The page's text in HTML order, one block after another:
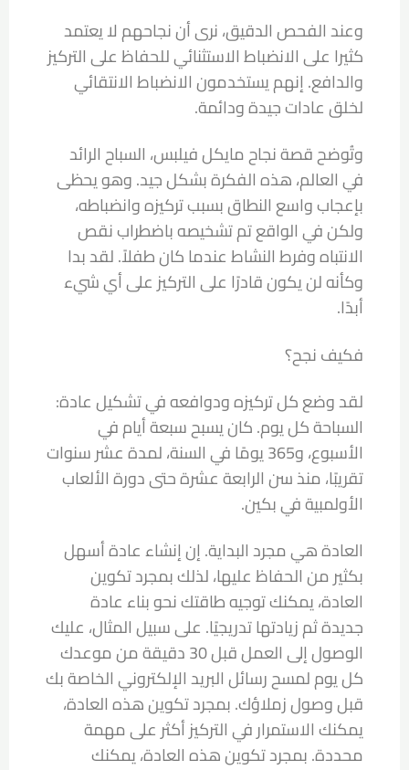
وعند الفحص الدقيق، نرى أن نجاحهم لا يعتمد
كثيرا على الانضباط الاستثنائي للحفاظ على التركيز
والدافع. إنهم يستخدمون الانضباط الانتقائي
لخلق عادات جيدة ودائمة.
وتُوضح قصة نجاح مايكل فيلبس، السباح الرائد
في العالم، هذه الفكرة بشكل جيد. وهو يحظى
بإعجاب واسع النطاق بسبب تركيزه وانضباطه،
ولكن في الواقع تم تشخيصه باضطراب نقص
الانتباه وفرط النشاط عندما كان طفلاً. لقد بدا
وكأنه لن يكون قادرًا على التركيز على أي شيء
أبدًا.
فكيف نجح؟
لقد وضع كل تركيزه ودوافعه في تشكيل عادة:
السباحة كل يوم. كان يسبح سبعة أيام في
الأسبوع، و365 يومًا في السنة، لمدة عشر سنوات
تقريبًا، منذ سن الرابعة عشرة حتى دورة الألعاب
الأولمبية في بكين.
العادة هي مجرد البداية. إن إنشاء عادة أسهل
بكثير من الحفاظ عليها، لذلك بمجرد تكوين
العادة، يمكنك توجيه طاقتك نحو بناء عادة
جديدة ثم زيادتها تدريجيًا. على سبيل المثال، عليك
الوصول إلى العمل قبل 30 دقيقة من موعدك
كل يوم لمسح رسائل البريد الإلكتروني الخاصة بك
قبل وصول زملاؤك. بمجرد تكوين هذه العادة،
يمكنك الاستمرار في التركيز أكثر على مهمة
محددة. بمجرد تكوين هذه العادة، يمكنك